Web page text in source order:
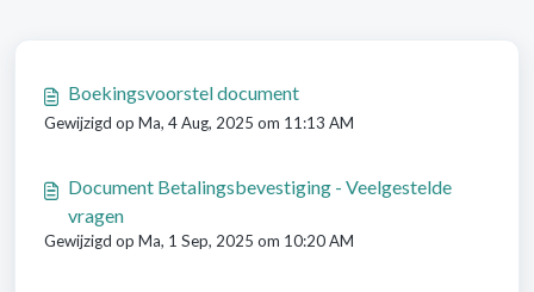
Boekingsvoorstel document
Gewijzigd op Ma, 4 Aug, 2025 om 11:13 AM
Document Betalingsbevestiging - Veelgestelde
vragen
Gewijzigd op Ma, 1 Sep, 2025 om 10:20 AM